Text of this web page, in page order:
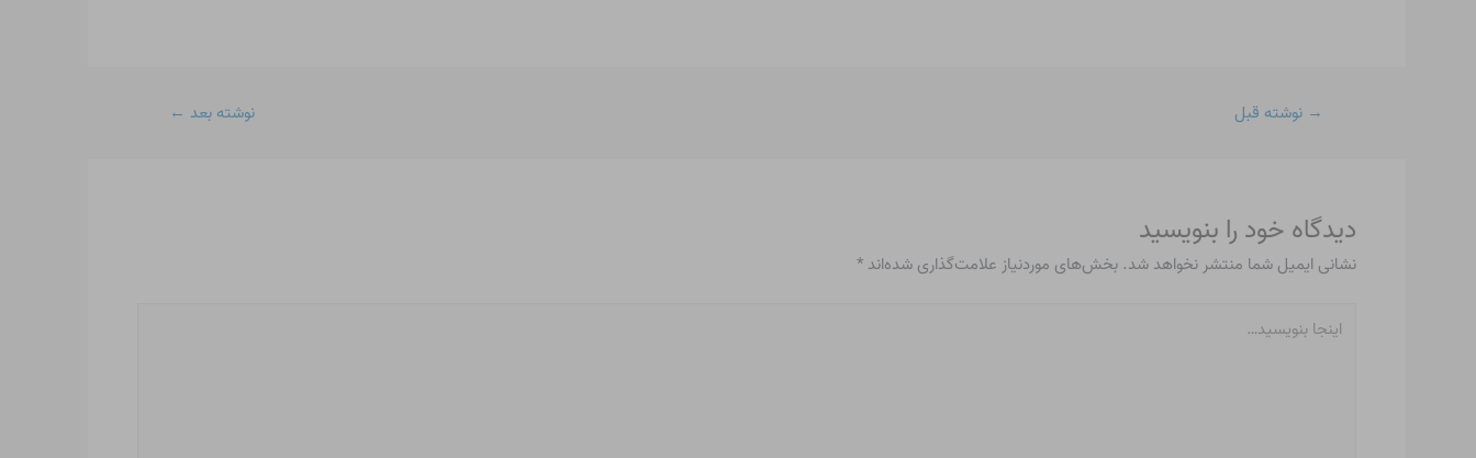
→ نوشته قبل نوشته بعد ←
دیدگاه‌ خود را بنویسید
نشانی ایمیل شما منتشر نخواهد شد. بخش‌های موردنیاز علامت‌گذاری شده‌اند*
بنویسید…